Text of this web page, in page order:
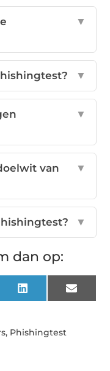
▼
▼
▼
van
▼
▼
dan op:
LinkedInEmail
, Phishingtest